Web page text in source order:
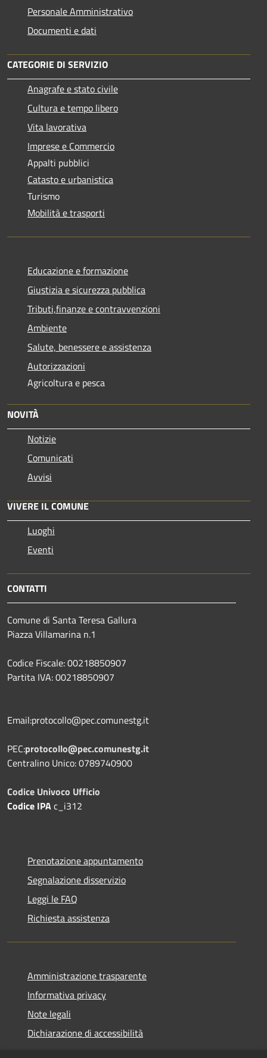
Personale Amministrativo
Documenti e dati
CATEGORIE DI SERVIZIO
Anagrafe e stato civile
Cultura e tempo libero
Vita lavorativa
Imprese e Commercio
Appalti pubblici
Catasto e urbanistica
Turismo
Mobilità e trasporti
Educazione e formazione
Giustizia e sicurezza pubblica
Tributi,finanze e contravvenzioni
Ambiente
Salute, benessere e assistenza
Autorizzazioni
Agricoltura e pesca
NOVITÀ
Notizie
Comunicati
Avvisi
VIVERE IL COMUNE
Luoghi
Eventi
CONTATTI
Comune di Santa Teresa Gallura
Piazza Villamarina n.1
Codice Fiscale: 00218850907
Partita IVA: 00218850907
Email:protocollo@pec.comunestg.it
PEC:protocollo@pec.comunestg.it
Centralino Unico: 0789740900
Codice Univoco Ufficio
Codice IPAc_i312
Prenotazione appuntamento
Segnalazione disservizio
Leggi le FAQ
Richiesta assistenza
Amministrazione trasparente
Informativa privacy
Note legali
Dichiarazione di accessibilità